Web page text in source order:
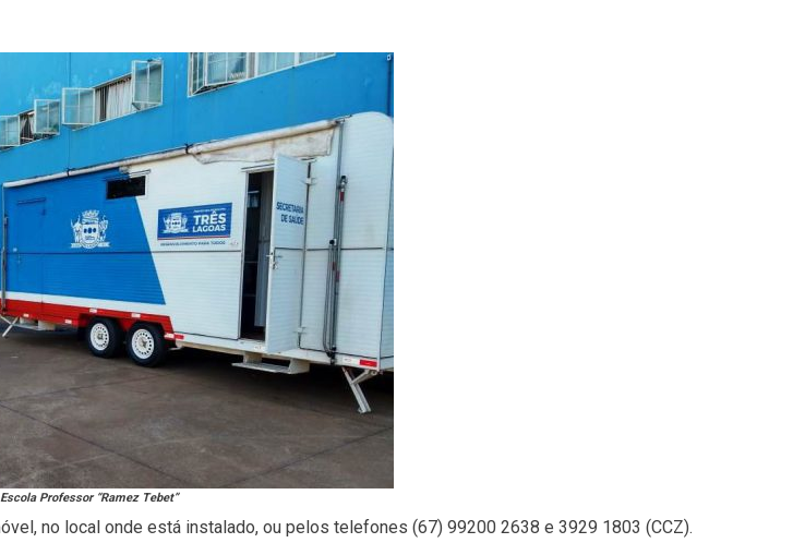
Professor “Ramez Tebet”
no local onde está instalado, ou pelos telefones (67) 99200 2638 e 3929 1803 (CCZ).